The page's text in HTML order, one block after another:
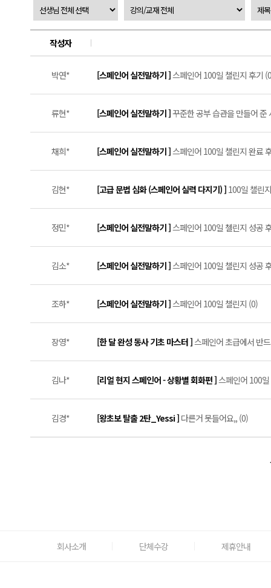
작성자
박연* [스페인어 실전말하기 ]스페인어 100일 챌린지 후기
류현* [스페인어 실전말하기 ]꾸준한 공부 습관을 만들어
채희* [스페인어 실전말하기 ]스페인어 100일 챌린지 완료
김현* [고급 문법 심화 (스페인어 실력 다지기) ] 100일 챌린
정민* [스페인어 실전말하기 ]스페인어 100일 첼린지 성공
김소* [스페인어 실전말하기 ]스페인어 100일 챌린지 성공
조하* [스페인어 실전말하기 ]스페인어 100일 챌린지 (0)
장영* [한 달 완성 동사 기초 마스터 ]스페인어 초급에서 반
김나* [리얼 현지 스페인어 - 상황별 회화편 ]스페인어 100
김경* [왕초보 탈출 2탄_Yessi ] 다른거 못들어요,, (0)
회사소개 단체수강 제휴안내